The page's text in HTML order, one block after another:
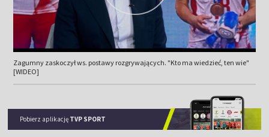
Zagumny zaskoczył ws. postawy rozgrywających. "Kto ma wiedzieć, ten wie"
[WIDEO]
Pobierz aplikację TVP SPORT